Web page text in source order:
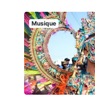
Musique